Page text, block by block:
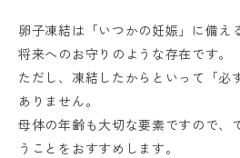
卵子凍結は「いつかの妊娠」に備え
将来へのお守りのような存在です。
ただし、凍結したからといって「必
ありません。
母体の年齢も大切な要素ですので、
うことをおすすめします。